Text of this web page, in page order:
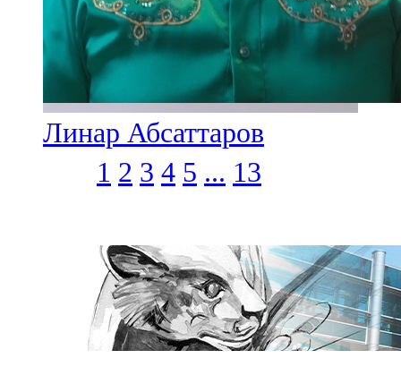
Линар Абсаттаров
1 2 3 4 5 ... 13